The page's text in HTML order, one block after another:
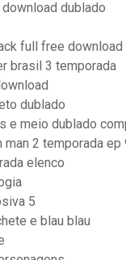
dublado
full free download
brasil 3 temporada
dublado
e meio dublado
man 2 temporada ep
elenco
5
e blau blau